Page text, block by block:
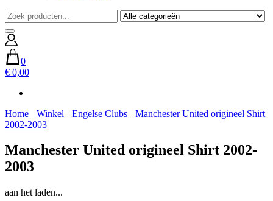
0
€ 0,00
Home Winkel Engelse Clubs
Manchester United origineel Shirt
2002-2003
Manchester United origineel Shirt 2002-
2003
aan het laden...